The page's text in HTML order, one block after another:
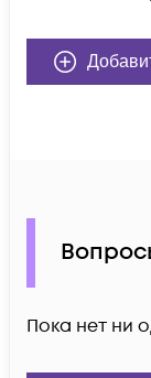
Пока нет ни